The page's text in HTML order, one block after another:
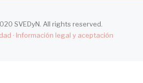
SVEDyN. All rights reserved.
· Información legal y aceptación